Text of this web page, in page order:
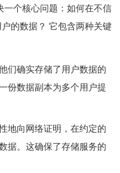
个核心问题：如何在不信
的数据？ 它包含两种关键
们确实存储了用户数据的
份数据副本为多个用户提
地向网络证明，在约定的
据。这确保了存储服务的